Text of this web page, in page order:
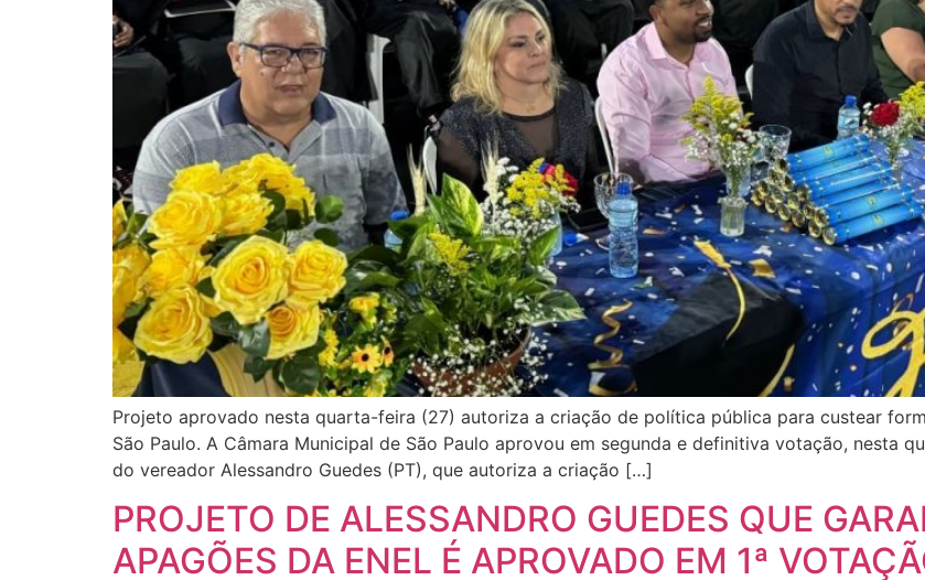
Projeto aprovado nesta quarta-feira (27) autoriza a criação de política pública para custear
São Paulo. A Câmara Municipal de São Paulo aprovou em segunda e definitiva votação, nesta
do vereador Alessandro Guedes (PT), que autoriza a criação […]
PROJETO DE ALESSANDRO GUEDES QUE
APAGÕES DA ENEL É APROVADO EM 1ª